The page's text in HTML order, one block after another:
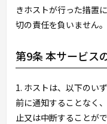
きホストが行った措置
切の責任を負いません。
第9条 本サービス
1. ホストは、以下のい
前に通知することなく
止又は中断することが